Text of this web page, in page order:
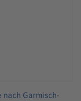
nach Garmisch-